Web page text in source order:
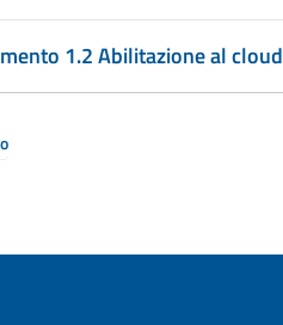
1.2 Abilitazione al cloud